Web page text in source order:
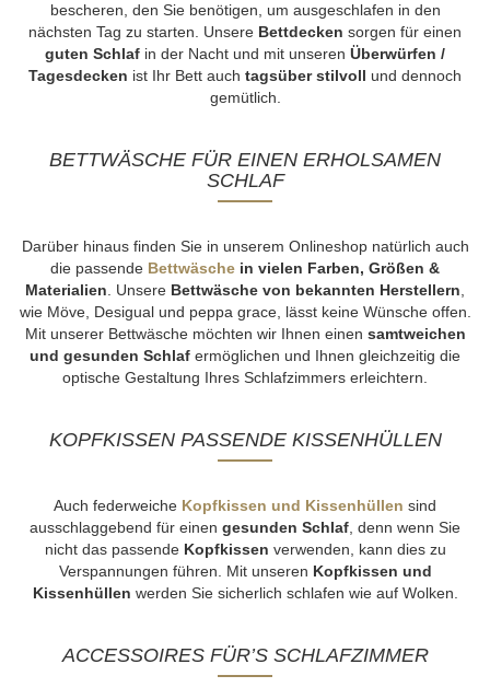
bescheren, den Sie benötigen, um ausgeschlafen in den
nächsten Tag zu starten. Unsere Bettdecken sorgen für einen
guten Schlaf in der Nacht und mit unseren Überwürfen /
Tagesdecken ist Ihr Bett auch tagsüber stilvoll und dennoch
gemütlich.
BETTWÄSCHE FÜR EINEN ERHOLSAMEN
SCHLAF
Darüber hinaus finden Sie in unserem Onlineshop natürlich auch
die passende Bettwäsche in vielen Farben, Größen &
Materialien . Unsere Bettwäsche von bekannten Herstellern
wie Möve, Desigual und peppa grace, lässt keine Wünsche offen.
Mit unserer Bettwäsche möchten wir Ihnen einen samtweichen
und gesunden Schlaf ermöglichen und Ihnen gleichzeitig die
optische Gestaltung Ihres Schlafzimmers erleichtern.
KOPFKISSEN PASSENDE KISSENHÜLLEN
Auch federweiche Kopfkissen und Kissenhüllen sind
ausschlaggebend für einen gesunden Schlaf , denn wenn Sie
nicht das passende Kopfkissen verwenden, kann dies zu
Verspannungen führen. Mit unseren Kopfkissen und
Kissenhüllen werden Sie sicherlich schlafen wie auf Wolken.
ACCESSOIRES FÜR’S SCHLAFZIMMER